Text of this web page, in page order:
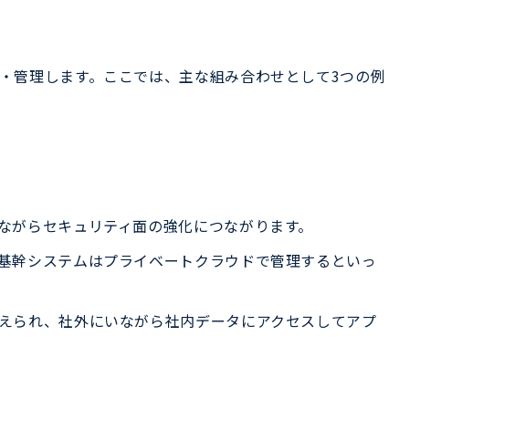
理します。ここでは、主な組み合わせとして3つの例
らセキュリティ面の強化につながります。
システムはプライベートクラウドで管理するといっ
られ、社外にいながら社内データにアクセスしてアプ